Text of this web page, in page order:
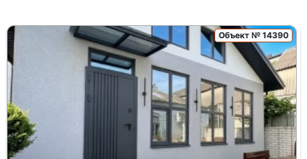
Объект № 14390